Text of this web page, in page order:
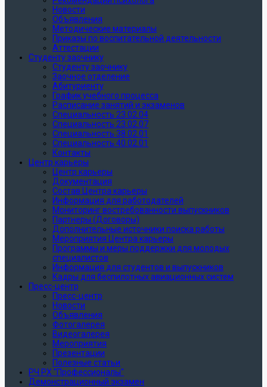
Новости
Объявления
Методические материалы
Приказы по воспитательной деятельности
Аттестации
Студенту заочнику
Студенту заочнику
Заочное отделение
Абитуриенту
График учебного процесса
Расписание занятий и экзаменов
Специальность 23.02.04
Специальность 23.02.07
Специальность 38.02.01
Специальность 40.02.01
Контакты
Центр карьеры
Центр карьеры
Документация
Состав Центра карьеры
Информация для работодателей
Мониторинг востребованности выпускников
Партнеры (Договоры)
Дополнительные источники поиска работы
Мероприятия Центра карьеры
Программы и меры поддержки для молодых
специалистов
Информация для студентов и выпускников
Кадры для беспилотных авиационных систем
Пресс-центр
Пресс-центр
Новости
Объявления
Фотогалерея
Видеогалерея
Мероприятия
Презентации
Полезные статьи
РЧ РХ "Профессионалы"
Демонстрационный экзамен